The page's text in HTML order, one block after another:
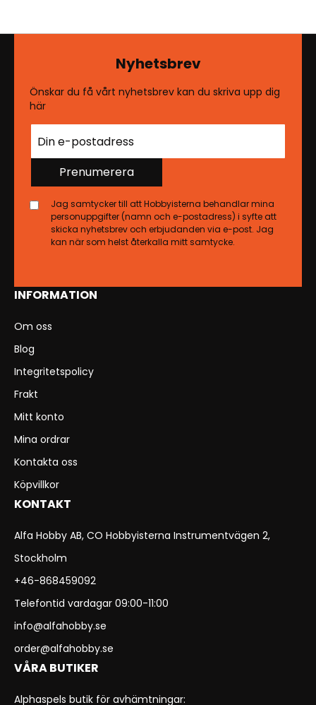
INFORMATION
Om oss
Blog
Integritetspolicy
Frakt
Mitt konto
Mina ordrar
Kontakta oss
Köpvillkor
KONTAKT
Alfa Hobby AB, CO Hobbyisterna Instrumentvägen 2,
Stockholm
+46-868459092
Telefontid vardagar 09:00-11:00
info@alfahobby.se
order@alfahobby.se
VÅRA BUTIKER
Alphaspels butik för avhämtningar:
Nyhetsbrev
Önskar du få vårt nyhetsbrev kan du skriva upp dig
här
Prenumerera
Jag samtycker till att Hobbyisterna behandlar mina
personuppgifter (namn och e-postadress) i syfte att
skicka nyhetsbrev och erbjudanden via e-post. Jag
kan när som helst återkalla mitt samtycke.